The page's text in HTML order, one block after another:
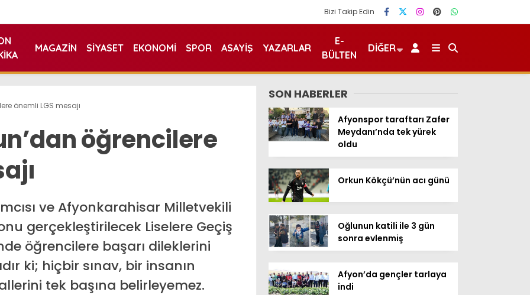
Bizi Takip Edin
MAGAZIN SIYASET EKONOMI SPOR ASAYIŞ YAZARLAR
E-
BÜLTEN
DIĞER
önemli LGS mesajı
öğrencilere
ve Afyonkarahisar Milletvekili
gerçekleştirilecek Liselere Geçiş
öğrencilere başarı dileklerini
ki; hiçbir sınav, bir insanın
tek başına belirleyemez.
SON HABERLER
Afyonspor taraftarı Zafer
Meydanı’nda tek yürek
oldu
Orkun Kökçü’nün acı günü
Oğlunun katili ile 3 gün
sonra evlenmiş
Afyon’da gençler tarlaya
indi